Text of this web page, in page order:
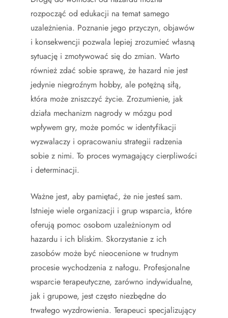
rozpocząć od edukacji na temat samego
uzależnienia. Poznanie jego przyczyn, objawów
i konsekwencji pozwala lepiej zrozumieć własną
sytuację i zmotywować się do zmian. Warto
również zdać sobie sprawę, że hazard nie jest
jedynie niegroźnym hobby, ale potężną siłą,
która może zniszczyć życie. Zrozumienie, jak
działa mechanizm nagrody w mózgu pod
wpływem gry, może pomóc w identyfikacji
wyzwalaczy i opracowaniu strategii radzenia
sobie z nimi. To proces wymagający cierpliwości
i determinacji.
Ważne jest, aby pamiętać, że nie jesteś sam.
Istnieje wiele organizacji i grup wsparcia, które
oferują pomoc osobom uzależnionym od
hazardu i ich bliskim. Skorzystanie z ich
zasobów może być nieocenione w trudnym
procesie wychodzenia z nałogu. Profesjonalne
wsparcie terapeutyczne, zarówno indywidualne,
jak i grupowe, jest często niezbędne do
trwałego wyzdrowienia. Terapeuci specjalizujący